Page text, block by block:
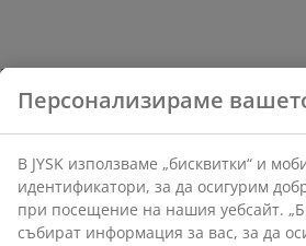
Персонализираме
В JYSK използваме „бисквитки“ и
идентификатори, за да осигурим
при посещение на нашия уебсайт.
събират информация за вас, за да